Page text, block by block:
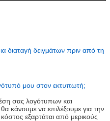
διαταγή δειγμάτων πριν από τη
μου στον εκτυπωτή;
σας λογότυπων και
κάνουμε να επιλέξουμε για την
εξαρτάται από μερικούς